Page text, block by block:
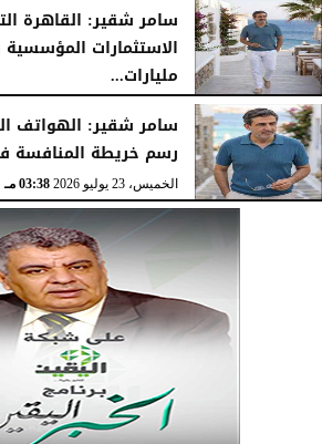
سامر شقير: القاهرة
مليارات...
الخميس، 23 يوليو 2026
سامر شقير: الهواتف
رسم خريطة المنافسة
الخميس، 23 يوليو 2026 03:38 مـ